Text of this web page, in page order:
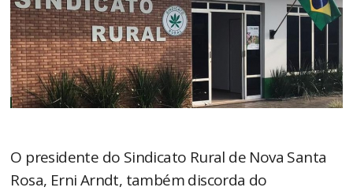
O presidente do Sindicato Rural de Nova Santa
Rosa, Erni Arndt, também discorda do